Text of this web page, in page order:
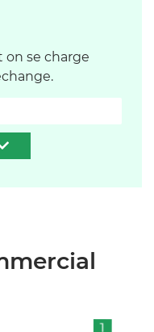
on se charge